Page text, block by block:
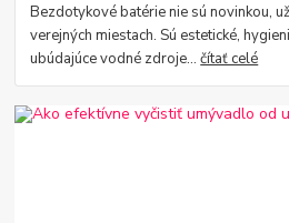
Bezdotykové batérie nie sú novinkou,
verejných miestach. Sú estetické,
ubúdajúce vodné zdroje...čítať celé